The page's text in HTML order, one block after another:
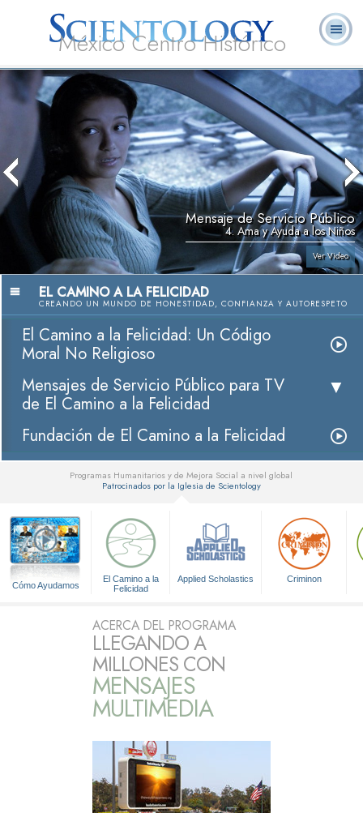
México Centro Histórico
Acerca de
Nosotros
L. Ronald
¿Qué es
Scientology?
Ministros
Voluntarios
Preguntas
Frecuentes
Mensaje de Servicio Público
4. Ama y Ayuda a los Niños
Ver Video
EL CAMINO A LA FELICIDAD
CREANDO UN MUNDO DE HONESTIDAD, CONFIANZA Y AUTORESPETO
El Camino a la Felicidad: Un Código
Moral No Religioso
Mensajes de Servicio Público para TV
de El Camino a la Felicidad
Fundación de El Camino a la Felicidad
Programas Humanitarios y de Mejora Social a nivel global
Patrocinados por la Iglesia de Scientology
Cómo Ayudamos
El Camino a la
Felicidad
Applied Scholastics Criminon
ACERCA DEL PROGRAMA
LLEGANDO A
MILLONES CON
MENSAJES
MULTIMEDIA